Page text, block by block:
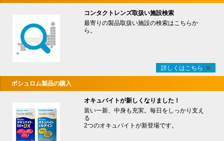
コンタクトレンズ取扱い施設検索
最寄りの製品取扱い施設の検索はこちらか
ら。
詳しくはこちら
ボシュロム製品の購入
オキュバイトが新しくなりました！
装い一新、中身も充実。毎日をしっかり支え
る
2つのオキュバイトが新登場です。